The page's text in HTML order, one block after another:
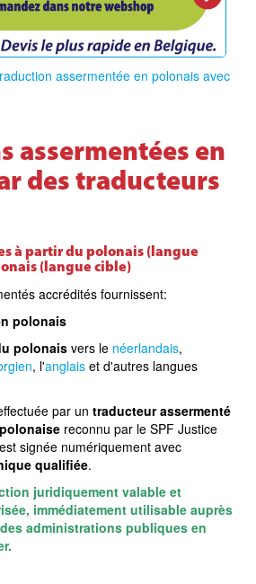
assermentée en polonais avec
assermentées en
des traducteurs
à partir du polonais (langue
(langue cible)
accrédités fournissent:
polonais
polonais vers le néerlandais,
, l'anglais et d'autres langues
par un traducteur assermenté
reconnu par le SPF Justice
signée numériquement avec
qualifiée.
juridiquement valable et
immédiatement utilisable auprès
administrations publiques en